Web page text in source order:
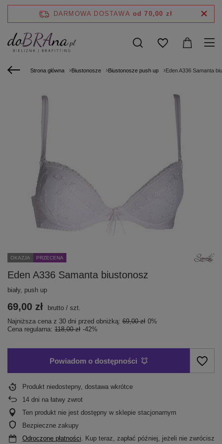
DARMOWA DOSTAWA od 70,00 zł
Strona główna Biustonosze Biustonosze push up Eden A336 Samanta
OKAZJA PRZECENA
Eden A336 Samanta biustonosz
biały, push up
69,00 zł brutto / szt.
Najniższa cena z 30 dni przed obniżką: 69,00 zł 0%
Cena regularna: 118,00 zł -42%
Powiadom o dostępności
Produkt niedostepny, dostawa wkrótce
14 dni na łatwy zwrot
Ten produkt nie jest dostępny w sklepie stacjonarnym
Bezpieczne zakupy
Odroczone płatności. Kup teraz, zapłać później, jeżeli nie zwrócisz